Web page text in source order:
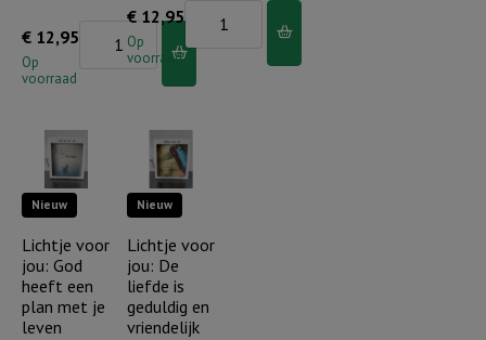
€ 12,95
Op
voorraad
liefde
en
mag
ik
mijn
€ 12,95
Op
voorraad
voor
mijn
wil
maar
wil
aantal
Nieuw
Lichtje voor
jou: God
heeft een
plan met je
leven
Nieuw
Lichtje voor
jou: De
liefde is
geduldig en
vriendelijk